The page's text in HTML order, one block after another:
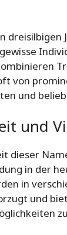
dreisilbigen
von
und
und
dieser
in der
in
und